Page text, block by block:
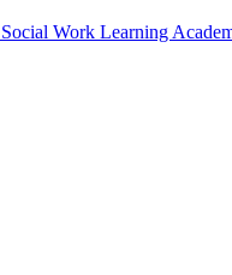
Work Learning